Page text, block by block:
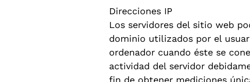
Direcciones IP
Los servidores del sitio web
dominio utilizados por el
ordenador cuando éste se
actividad del servidor
fin de obtener mediciones